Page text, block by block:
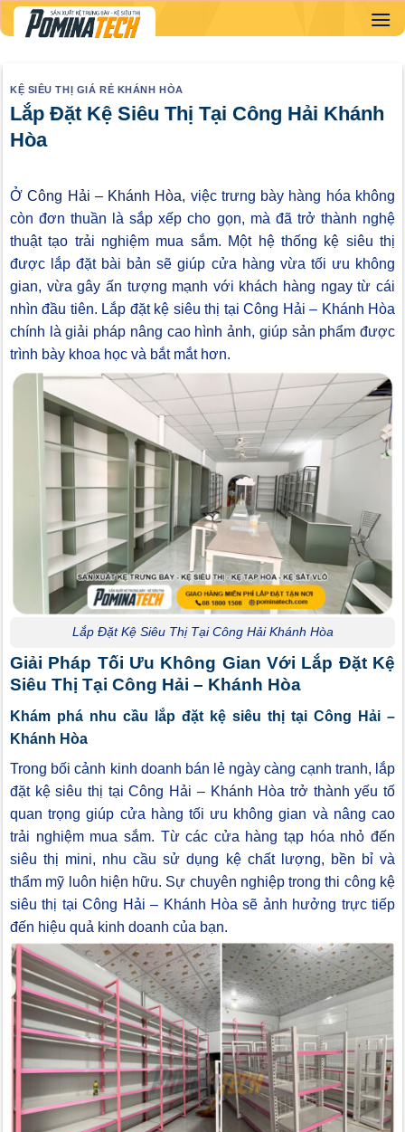
Skip
to
KỆ SIÊU THỊ GIÁ RẺ KHÁNH HÒA
Lắp Đặt Kệ Siêu Thị Tại Công Hải Khánh
Hòa
ỞCông Hải – Khánh Hòa, việc trưng bày hàng hóa không
còn đơn thuần là sắp xếp cho gọn, mà đã trở thành nghệ
thuật tạo trải nghiệm mua sắm. Một hệ thống kệ siêu thị
được lắp đặt bài bản sẽ giúp cửa hàng vừa tối ưu không
gian, vừa gây ấn tượng mạnh với khách hàng ngay từ cái
nhìn đầu tiên. Lắp đặt kệ siêu thị tại Công Hải – Khánh Hòa
chính là giải pháp nâng cao hình ảnh, giúp sản phẩm được
trình bày khoa học và bắt mắt hơn.
Lắp Đặt Kệ Siêu Thị Tại Công Hải Khánh Hòa
Giải Pháp Tối Ưu Không Gian Với Lắp Đặt Kệ
Siêu Thị Tại Công Hải – Khánh Hòa
Khám phá nhu cầu lắp đặt kệ siêu thị tại Công Hải –
Khánh Hòa
Trong bối cảnh kinh doanh bán lẻ ngày càng cạnh tranh, lắp
đặt kệ siêu thị tại Công Hải – Khánh Hòa trở thành yếu tố
quan trọng giúp cửa hàng tối ưu không gian và nâng cao
trải nghiệm mua sắm. Từ các cửa hàng tạp hóa nhỏ đến
siêu thị mini, nhu cầu sử dụng kệ chất lượng, bền bỉ và
thẩm mỹ luôn hiện hữu. Sự chuyên nghiệp trong thi công kệ
siêu thị tại Công Hải – Khánh Hòa sẽ ảnh hưởng trực tiếp
đến hiệu quả kinh doanh của bạn.